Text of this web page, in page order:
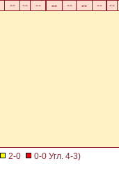
-- -- -- -- -- -- -- --
2-0 0-0 Угл. 4-3)